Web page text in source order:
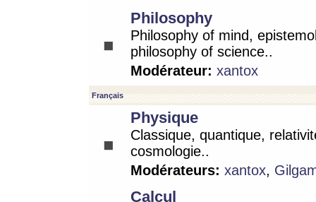
Philosophy
Philosophy of mind,
philosophy of science..
Modérateur: xantox
Français
Physique
Classique, quantique,
cosmologie..
Modérateurs: xantox,
Calcul